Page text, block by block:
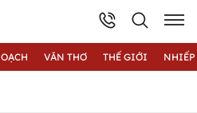
VĂN THƠ THẾ GIỚI